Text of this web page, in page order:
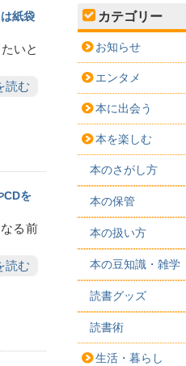
紙袋
いと
読む
CDを
る前
読む
カテゴリー
お知らせ
エンタメ
本に出会う
本を楽しむ
本のさがし方
本の保管
本の扱い方
本の豆知識・雑学
読書グッズ
読書術
生活・暮らし